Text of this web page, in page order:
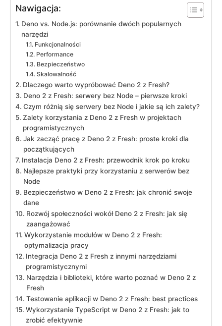
Nawigacja:
Deno vs. ⁤Node.js: porównanie ⁤dwóch popularnych
narzędzi
Funkcjonalności
Performance
Bezpieczeństwo
Skalowalność
Dlaczego warto wypróbować Deno ‍2 z‌ Fresh?
Deno 2 z ⁣Fresh: serwery bez Node ​– pierwsze ⁢kroki
Czym różnią się serwery bez Node i jakie⁤ są ich zalety?
Zalety korzystania​ z Deno 2⁢ z Fresh ⁤w​ projektach
programistycznych
Jak ⁣zacząć pracę ‍z Deno 2‌ z‍ Fresh: proste ⁣kroki dla​
początkujących
Instalacja‍ Deno 2 z Fresh: przewodnik krok ⁤po‌ kroku
Najlepsze praktyki przy korzystaniu z ⁣serwerów bez ​
Node
Bezpieczeństwo w Deno 2 z⁢ Fresh: jak chronić⁢ swoje
dane
Rozwój społeczności wokół ⁣Deno 2 z Fresh: jak się
zaangażować
Wykorzystanie modułów w Deno 2 z ⁤Fresh:‍
optymalizacja pracy
Integracja Deno 2 z Fresh z innymi narzędziami
programistycznymi
Narzędzia i biblioteki, które warto poznać w Deno 2 z
Fresh
Testowanie aplikacji w Deno 2 z Fresh: ​best practices
Wykorzystanie TypeScript⁢ w ⁤Deno 2 ​z ⁤Fresh: jak ⁢to
⁤zrobić efektywnie